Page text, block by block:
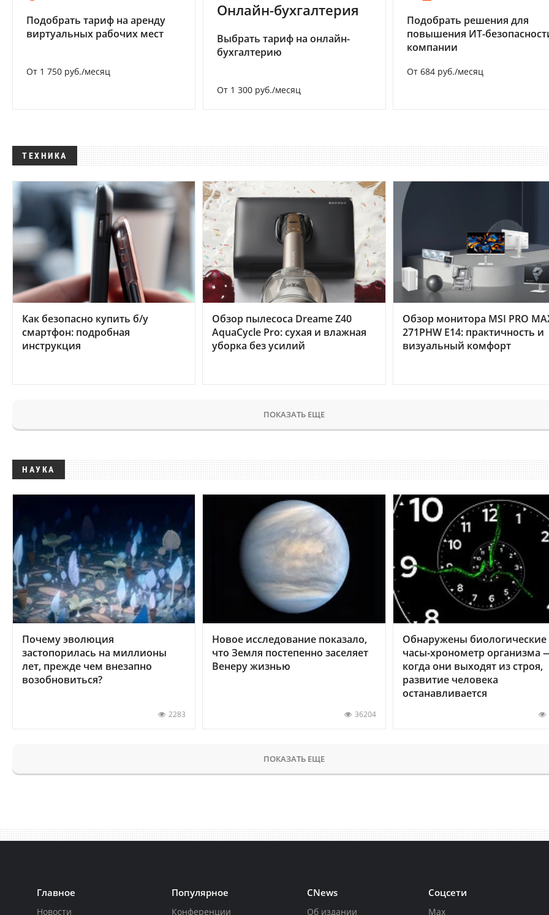
Подобрать тариф на аренду
виртуальных рабочих мест
От 1 750 руб./месяц
Онлайн-бухгалтерия
Выбрать тариф на онлайн-
бухгалтерию
От 1 300 руб./месяц
Подобрать решения для
повышения ИТ-
компании
От 684 руб./месяц
ТЕХНИКА
Как безопасно купить б/у
смартфон: подробная
инструкция
Обзор пылесоса Dreame Z40
AquaCycle Pro: сухая и влажная
уборка без усилий
Обзор монитора MSI PRO
271PHW E14: практичность и
визуальный комфорт
ПОКАЗАТЬ ЕЩЕ
НАУКА
Почему эволюция
застопорилась на миллионы
лет, прежде чем внезапно
возобновиться?
2283
Новое исследование показало,
что Земля постепенно заселяет
Венеру жизнью
36204
Обнаружены биологические
часы-хронометр организма
когда они выходят из строя,
развитие человека
останавливается
ПОКАЗАТЬ ЕЩЕ
Главное
Новости
Популярное
Конференции
CNews
Об издании
Соцсети
Max